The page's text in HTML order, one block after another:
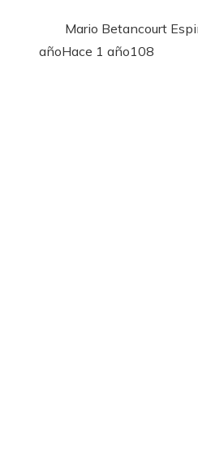
Mario Betancourt
añoHace 1 año108